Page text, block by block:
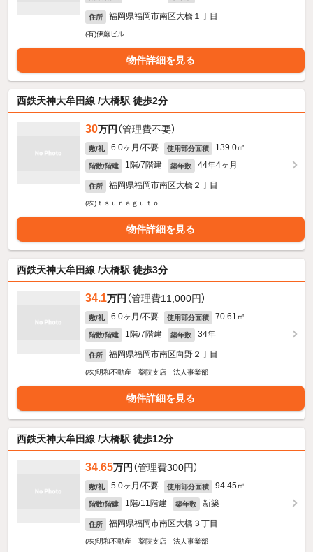
住所 福岡県福岡市南区大橋１丁目
(有)伊藤ビル
物件詳細を見る
西鉄天神大牟田線 /大橋駅 徒歩2分
30万円 （管理費不要）
敷/礼 6.0ヶ月/不要 使用部分面積 139.0㎡
階数/階建 1階/7階建 築年数 44年4ヶ月
住所 福岡県福岡市南区大橋２丁目
(株)ｔｓｕｎａｇｕｔｏ
物件詳細を見る
西鉄天神大牟田線 /大橋駅 徒歩3分
34.1万円 （管理費11,000円）
敷/礼 6.0ヶ月/不要 使用部分面積 70.61㎡
階数/階建 1階/7階建 築年数 34年
住所 福岡県福岡市南区向野２丁目
(株)明和不動産 薬院支店 法人事業部
物件詳細を見る
西鉄天神大牟田線 /大橋駅 徒歩12分
34.65万円 （管理費300円）
敷/礼 5.0ヶ月/不要 使用部分面積 94.45㎡
階数/階建 1階/11階建 築年数 新築
住所 福岡県福岡市南区大橋３丁目
(株)明和不動産 薬院支店 法人事業部